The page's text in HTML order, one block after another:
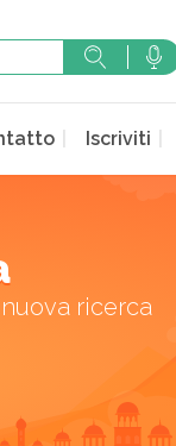
Iscriviti
ricerca